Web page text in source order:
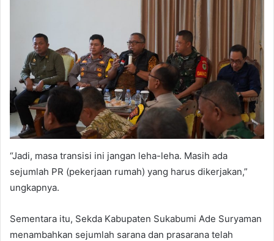
“Jadi, masa transisi ini jangan leha-leha. Masih ada
sejumlah PR (pekerjaan rumah) yang harus dikerjakan,”
ungkapnya.
Sementara itu, Sekda Kabupaten Sukabumi Ade Suryaman
menambahkan sejumlah sarana dan prasarana telah